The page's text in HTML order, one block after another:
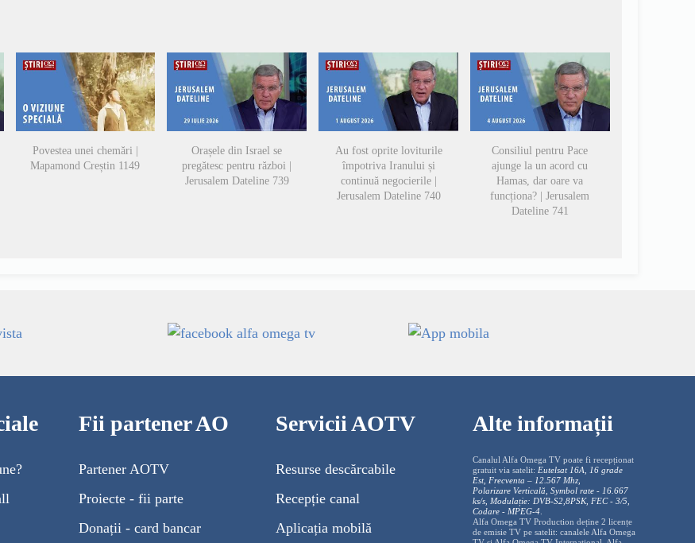
Povestea unei chemări |
Mapamond Creștin 1149
Orașele din Israel se
pregătesc pentru război |
Jerusalem Dateline 739
Au fost oprite loviturile
împotriva Iranului și
continuă negocierile |
Jerusalem Dateline 740
Consiliul pentru Pace
ajunge la un acord cu
Hamas, dar oare va
funcționa? | Jerusalem
Dateline 741
Fii partener AO
Partener AOTV
Proiecte - fii parte
Donații - card bancar
Servicii AOTV
Resurse descărcabile
Recepție canal
Aplicația mobilă
Alte informații
Canalul Alfa Omega TV poate fi recepționat
gratuit via satelit: Eutelsat 16A, 16 grade
Est, Frecventa – 12.567 Mhz,
Polarizare Verticală, Symbol rate - 16.667
ks/s, Modulație: DVB-S2,8PSK, FEC - 3/5,
Codare - MPEG-4
Alfa Omega TV Production deține 2 licențe
de emisie TV pe satelit: canalele Alfa Omega